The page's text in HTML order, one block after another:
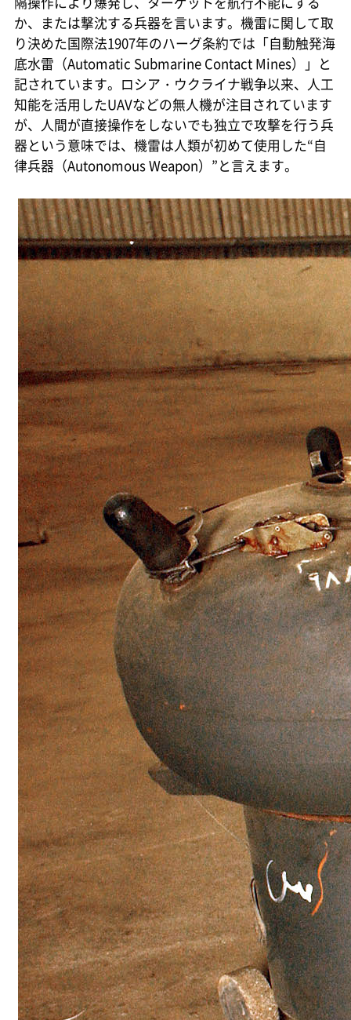
か、または撃沈する兵器を言います。機雷に関して取
り決めた国際法1907年のハーグ条約では「自動触発海
底水雷（Automatic Submarine Contact Mines）」と
記されています。ロシア・ウクライナ戦争以来、人工
知能を活用したUAVなどの無人機が注目されています
が、人間が直接操作をしないでも独立で攻撃を行う兵
器という意味では、機雷は人類が初めて使用した“自
律兵器（Autonomous Weapon）”と言えます。